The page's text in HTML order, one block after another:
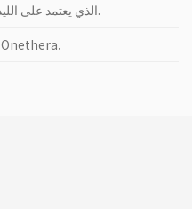
إطلاق قناع Dr.Oracle الذي يعتمد على الليد.
إصدار منتجات Tenhi و Onethera.